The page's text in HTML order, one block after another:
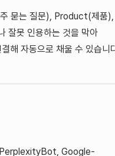
묻는 질문), Product(제품),
잘못 인용하는 것을 막아
해 자동으로 채울 수 있습니
Google-